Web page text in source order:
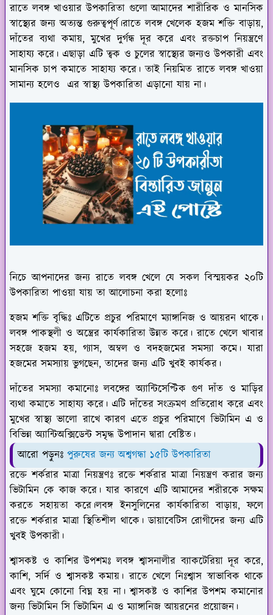
রাতে লবঙ্গ খাওয়ার উপকারিতা গুলো আমাদের শারীরিক ও মানসিক
স্বাস্থ্যের জন্য অত্যন্ত গুরুত্বপূর্ণ।রাতে লবঙ্গ খেলেক হজম শক্তি বাড়ায়,
দাঁতের ব্যথা কমায়, মুখের দুর্গন্ধ দূর করে এবং রক্তচাপ নিয়ন্ত্রণে
সাহায্য করে। এছাড়া এটি ত্বক ও চুলের স্বাস্থ্যের জন্যও উপকারী এবং
মানসিক চাপ কমাতে সাহায্য করে। তাই নিয়মিত রাতে লবঙ্গ খাওয়া
সামান্য হলেও এর স্বাস্থ্য উপকারিতা এড়ানো যায় না।
নিচে আপনাদের জন্য রাতে লবঙ্গ খেলে যে সকল বিস্ময়কর ২০টি
উপকারিতা পাওয়া যায় তা আলোচনা করা হলোঃ
হজম শক্তি বৃদ্ধিঃএটিতে প্রচুর পরিমাণে ম্যাঙ্গানিজ ও আয়রন থাকে।
লবঙ্গ পাকস্থলী ও অন্ত্রের কার্যকারিতা উন্নত করে। রাতে খেলে খাবার
সহজে হজম হয়, গ্যাস, অম্বল ও বদহজমের সমস্যা কমে। যারা
হজমের সমস্যায় ভুগছেন, তাদের জন্য এটি খুবই কার্যকর।
দাঁতের সমস্যা কমানোঃলবঙ্গের অ্যান্টিসেপ্টিক গুণ দাঁত ও মাড়ির
ব্যথা কমাতে সাহায্য করে। এটি দাঁতের সংক্রমণ প্রতিরোধ করে এবং
মুখের স্বাস্থ্য ভালো রাখে কারণ এতে প্রচুর পরিমাণে ভিটামিন এ ও
বিভিন্ন অ্যান্টিঅক্সিডেন্ট সমৃদ্ধ উপাদান দ্বারা বেষ্টিত।
আরো পড়ুনঃ পুরুষের জন্য অশ্বগন্ধা ১৫টি উপকারিতা
রক্তে শর্করার মাত্রা নিয়ন্ত্রণঃরক্তে শর্করার মাত্রা নিয়ন্ত্রণ করার জন্য
ভিটামিন কে কাজ করে। যার কারণে এটি আমাদের শরীরকে সক্ষম
করতে সহায়তা করে।লবঙ্গ ইনসুলিনের কার্যকারিতা বাড়ায়, ফলে
রক্তে শর্করার মাত্রা স্থিতিশীল থাকে। ডায়াবেটিস রোগীদের জন্য এটি
খুবই উপকারী।
শ্বাসকষ্ট ও কাশির উপশমঃ লবঙ্গ শ্বাসনালীর ব্যাকটেরিয়া দূর করে,
কাশি, সর্দি ও শ্বাসকষ্ট কমায়। রাতে খেলে নিঃশ্বাস স্বাভাবিক থাকে
এবং ঘুমে কোনো বিঘ্ন হয় না। শ্বাসকষ্ট ও কাশির উপশম কমানোর
জন্য ভিটামিন সি ভিটামিন এ ও ম্যাঙ্গানিজ আয়রনের প্রয়োজন।